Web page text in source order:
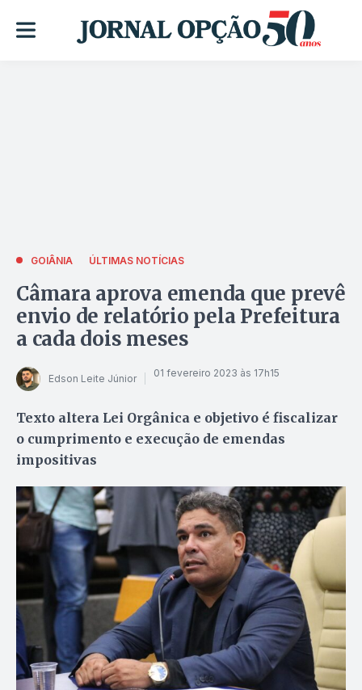
GOIÂNIA ÚLTIMAS NOTÍCIAS
Câmara aprova emenda que prevê
envio de relatório pela Prefeitura
a cada dois meses
Edson Leite Júnior 01 fevereiro 2023 às 17h15
Texto altera Lei Orgânica e objetivo é fiscalizar
o cumprimento e execução de emendas
impositivas